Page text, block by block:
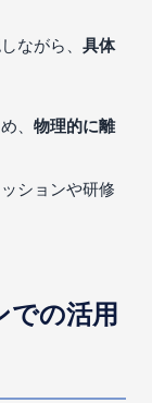
ながら、 具体
、 物理的に離
ションや研修
での活用